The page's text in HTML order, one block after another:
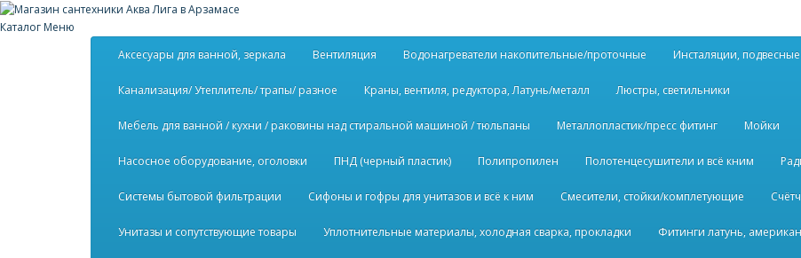
Каталог Меню
Аксесуары для ванной, зеркала
Вентиляция Водонагреватели накопительные/проточные Инсталяции,
Канализация/ Утеплитель/ трапы/ разное Краны, вентиля, редуктора, Латунь/металл Люстры, светильники
Мебель для ванной / кухни / раковины над стиральной машиной / тюльпаны Металлопластик/пресс фитинг Мойки
Насосное оборудование, оголовки ПНД (черный пластик) Полипропилен Полотенцесушители и всё кним
Системы бытовой фильтрации Сифоны и гофры для унитазов и всё к ним Смесители, стойки/комплетующие
Унитазы и сопутствующие товары Уплотнительные материалы, холодная сварка, прокладки Фитинги латунь,